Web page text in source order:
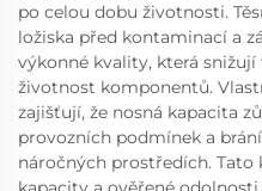
po celou dobu životnosti.
ložiska před kontaminací a
výkonné kvality, která
životnost komponentů.
zajišťují, že nosná kapacita
provozních podmínek a
náročných prostředích.